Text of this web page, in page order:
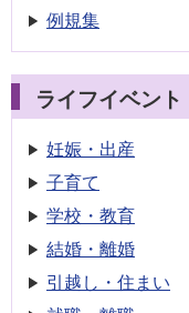
例規集
ライフイベント
妊娠・出産
子育て
学校・教育
結婚・離婚
引越し・住まい